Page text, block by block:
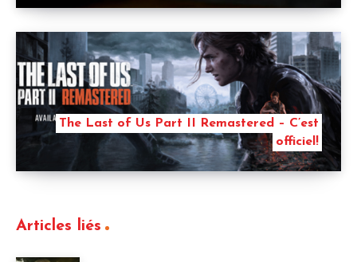
The Last of Us Part II Remastered – C’est
officiel!
Articles liés